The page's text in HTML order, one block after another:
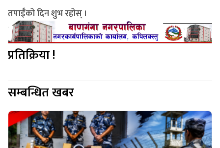
तपाईँको दिन शुभ रहोस् ।
प्रतिक्रिया !
सम्बन्धित खबर